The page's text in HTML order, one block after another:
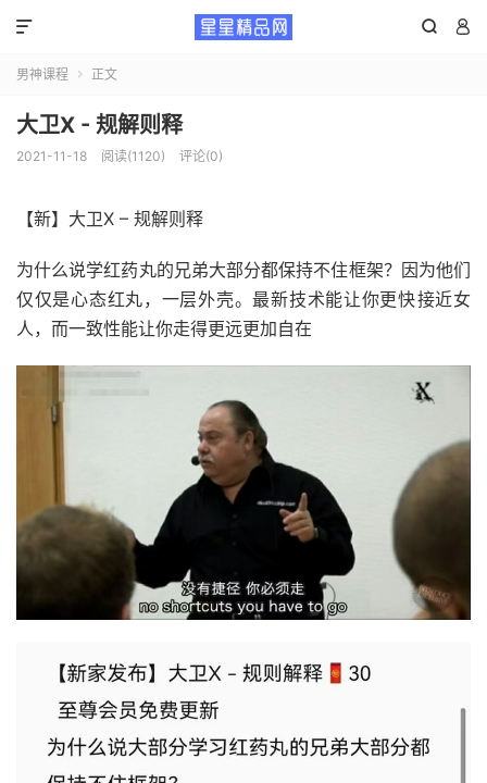
 

男神课程  正文
大卫X - 规解则‬释
2021-11-18 阅读(1120) 评论(0)
【新】大卫X – 规解则‬释
为什么说学红药丸的兄弟大部分都保持不住框架？因为他们
仅仅是心态红丸，一层外壳。最新技术能让你更快‬接近女
人，而一致性能让你走得更远‬更加自在